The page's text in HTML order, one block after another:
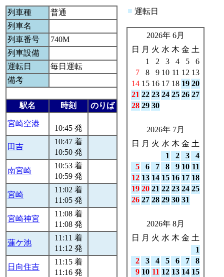
列車種
普通
列車名
列車番号
740M
列車設備
運転日
毎日運転
備考
駅名 時刻 のりば
宮崎空港
10:45 発
田吉
10:47 着
10:50 発
南宮崎
10:53 着
10:59 発
宮崎
11:02 着
11:05 発
宮崎神宮
11:08 着
11:08 発
蓮ケ池
11:11 着
11:12 発
日向住吉
11:15 着
11:16 発
■ 運転日
2026年 6月
日
月 火 水 木 金 土
1
2 3 4 5
6
7
8 9 10 11 12 13
14 15 16 17 18 19 20
21 22 23 24 25 26 27
28 29 30
2026年 7月
日
月 火 水 木 金 土
1
2 3
4
5
6 7 8 9 10 11
12 13 14 15 16 17 18
19 20 21 22 23 24 25
26 27 28 29 30 31
2026年 8月
日
月 火 水 木 金 土
1
2
3 4 5 6 7
8
9 10 11 12 13 14 15